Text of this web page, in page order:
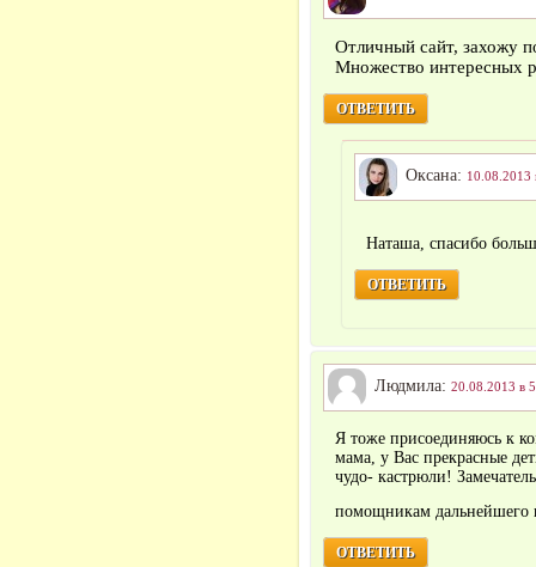
Отличный сайт, захожу
Множество интересных
ОТВЕТИТЬ
Оксана: 10.08.2013
Наташа, спасибо
ОТВЕТИТЬ
Людмила: 20.08.2013 в
Я тоже присоединяюсь к
мама, у Вас прекрасные
чудо- кастрюли!
помощникам дальнейшего
ОТВЕТИТЬ